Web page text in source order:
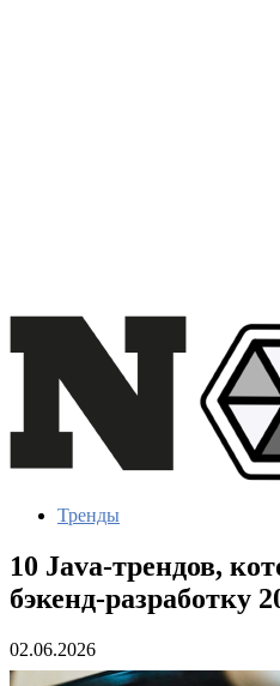
Тренды
10 Java-трендов,
бэкенд-разработку
02.06.2026